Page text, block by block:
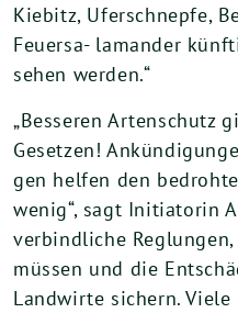
Kiebitz, Uferschnepfe,
Feuersa- lamander
sehen werden.“
„Besseren Artenschutz
Gesetzen!
gen helfen den
wenig“, sagt Initiatorin
verbindliche
müssen und die
Landwirte sichern.